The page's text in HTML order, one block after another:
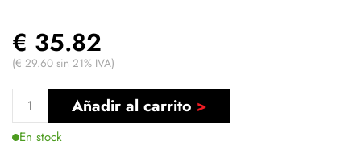
€ 35.82
(€ 29.60 sin 21% IVA)
Añadir al carrito
En stock